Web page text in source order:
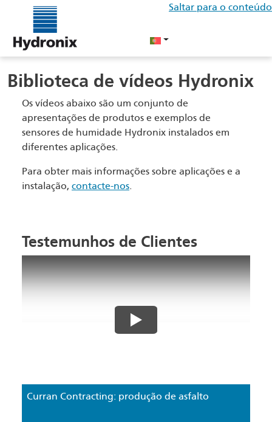
Saltar para o conteúdo
Biblioteca de vídeos Hydronix
Os vídeos abaixo são um conjunto de
apresentações de produtos e exemplos de
sensores de humidade Hydronix instalados em
diferentes aplicações.
Para obter mais informações sobre aplicações e a
instalação, contacte-nos.
Testemunhos de Clientes
Curran Contracting: produção de asfalto